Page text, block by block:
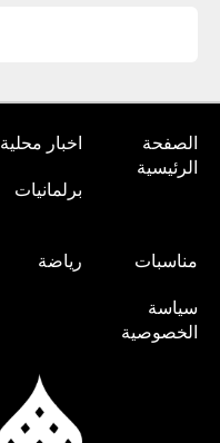
الصفحة
الرئيسية
اخبار محلية
برلمانيات
مناسبات رياضة
سياسة
الخصوصية